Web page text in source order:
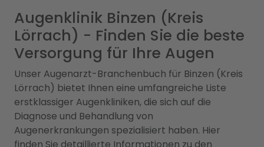
Augenklinik Binzen (Kreis
Lörrach) - Finden Sie die beste
Versorgung für Ihre Augen
Unser Augenarzt-Branchenbuch für Binzen (Kreis
Lörrach) bietet Ihnen eine umfangreiche Liste
erstklassiger Augenkliniken, die sich auf die
Diagnose und Behandlung von
Augenerkrankungen spezialisiert haben. Hier